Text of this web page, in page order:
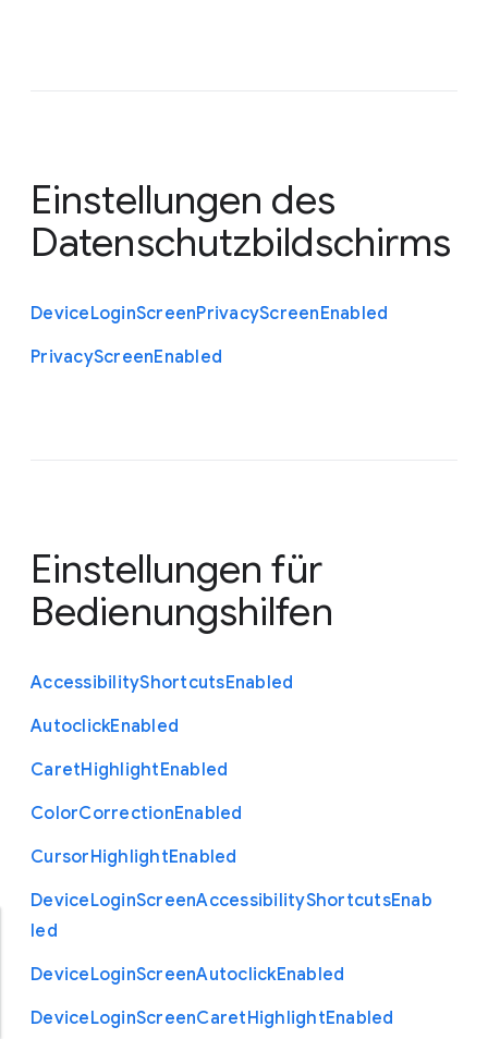
Einstellungen des
Datenschutzbildschirms
DeviceLoginScreenPrivacyScreenEnabled
PrivacyScreenEnabled
Einstellungen für
Bedienungshilfen
AccessibilityShortcutsEnabled
AutoclickEnabled
CaretHighlightEnabled
ColorCorrectionEnabled
CursorHighlightEnabled
DeviceLoginScreenAccessibilityShortcutsEnab
led
DeviceLoginScreenAutoclickEnabled
DeviceLoginScreenCaretHighlightEnabled